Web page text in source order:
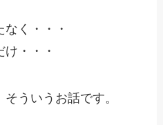
く・・・
・・・
ういうお話です。